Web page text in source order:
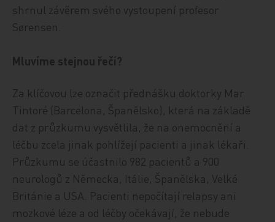
shrnul závěrem svého vystoupení profesor
Sørensen.
Mluvíme stejnou řečí?
Za klíčovou lze označit přednášku doktorky Mar
Tintoré (Barcelona, Španělsko), která na základě
dat z průzkumu vysvětlila, že na onemocnění a
léčbu zcela jinak pohlížejí pacienti a jinak lékaři.
Průzkumu se účastnilo 982 pacientů a 900
neurologů z Německa, Itálie, Španělska, Velké
Británie a USA. Pacienti nepočítají relapsy ani
mozkové léze a od léčby očekávají, že nebude